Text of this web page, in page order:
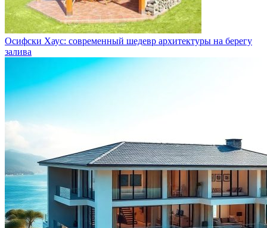
Осифски Хаус: современный шедевр архитектуры на берегу
залива